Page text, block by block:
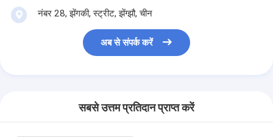
नंबर 28, झेंगकी, स्ट्रीट, झेंग्झौ, चीन
अब से संपर्क करें
सबसे उत्तम प्रतिदान प्राप्त करें